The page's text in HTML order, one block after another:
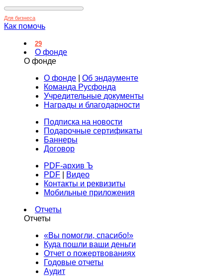
Для бизнеса
Как помочь
29
О фонде
О фонде
О фонде
Об эндаументе
Команда Русфонда
Учредительные документы
Награды и благодарности
Подписка на новости
Подарочные сертификаты
Баннеры
Договор
PDF-архив Ъ
PDF
Видео
Контакты и реквизиты
Мобильные приложения
Отчеты
Отчеты
«Вы помогли, спасибо!»
Куда пошли ваши деньги
Отчет о пожертвованиях
Годовые отчеты
Аудит